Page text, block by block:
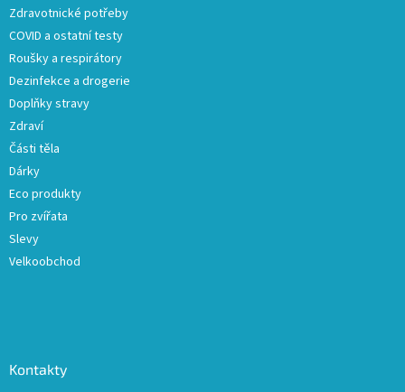
Zdravotnické potřeby
COVID a ostatní testy
Roušky a respirátory
Dezinfekce a drogerie
Doplňky stravy
Zdraví
Části těla
Dárky
Eco produkty
Pro zvířata
Slevy
Velkoobchod
Kontakty